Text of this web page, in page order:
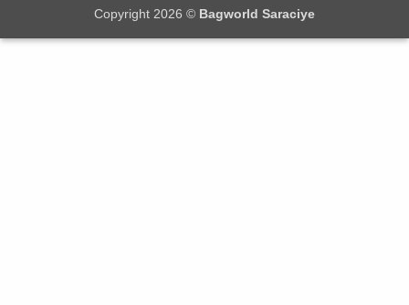
Copyright 2026 © Bagworld Saraciye